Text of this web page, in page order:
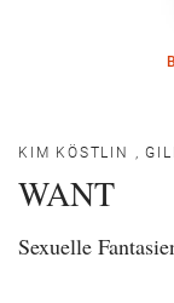
KIM KÖSTLIN ,
WANT
Sexuelle